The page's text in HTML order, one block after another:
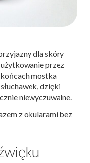
dla skóry
przez
końcach mostka
dzięki
niewyczuwalne.
z okularami bez